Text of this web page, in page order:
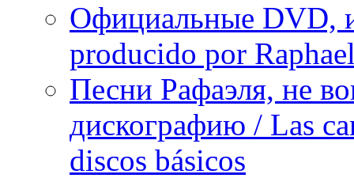
Официальные DVD,
producido por
Песни Рафаэля, не
дискографию / Las
discos básicos